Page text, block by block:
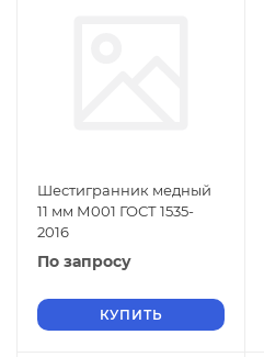
Шестигранник медный
11 мм М001 ГОСТ 1535-
2016
По запросу
КУПИТЬ